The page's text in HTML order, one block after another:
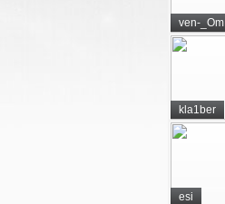
ven-_Om
kla1ber
esi